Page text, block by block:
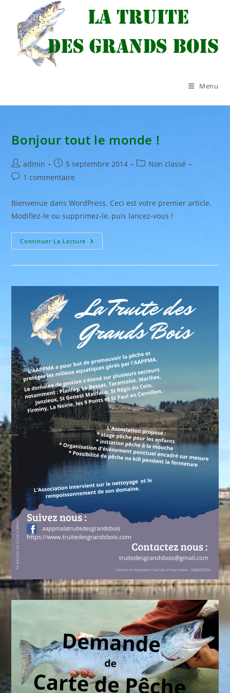
content
Menu
Bonjour tout le monde !
Auteur/autrice
de
admin
Publication
publiée :
5 septembre 2014
PostNon classé
Commentaires
la
publication :
1 commentaire
Bienvenue dans WordPress. Ceci est votre premier article.
Modifiez-le ou supprimez-le, puis lancez-vous !
Continuer La Lecture Bonjour
Tout
Monde !